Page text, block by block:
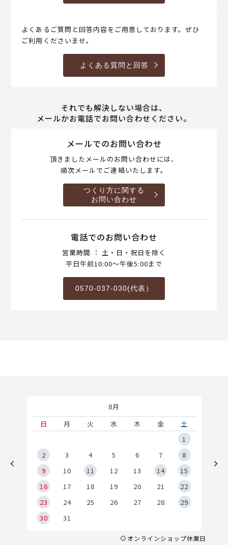
よくあるご質問と回答内容をご用意しております。ぜひ
ご利用くださいませ。
よくある質問と回答
それでも解決しない場合は、
メールかお電話でお問い合わせください。
メールでのお問い合わせ
頂きましたメールのお問い合わせには、
順次メールでご連絡いたします。
つくり方に関する
お問い合わせ
電話でのお問い合わせ
営業時間 ： 土・日・祝日を除く
平日午前10:00～午後5:00まで
0570-037-030(代表）
8月
日
月 火 水 木 金
土
1
2
3 4 5 6 7
8
9
10 11 12 13 14
15
16
17 18 19 20 21
22
23
24 25 26 27 28
29
30
31
オンラインショップ休業日